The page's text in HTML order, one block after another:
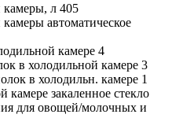
камеры, л 405
камеры автоматическое
камере 4
в холодильной камере 3
в холодильн. камере 1
камере закаленное стекло
для овощей/молочных и